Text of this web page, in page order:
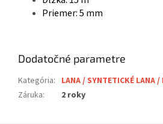
Priemer: 5 mm
Dodatočné parametre
Kategória: LANA / SYNTETICKÉ LANA /
Záruka: 2 roky